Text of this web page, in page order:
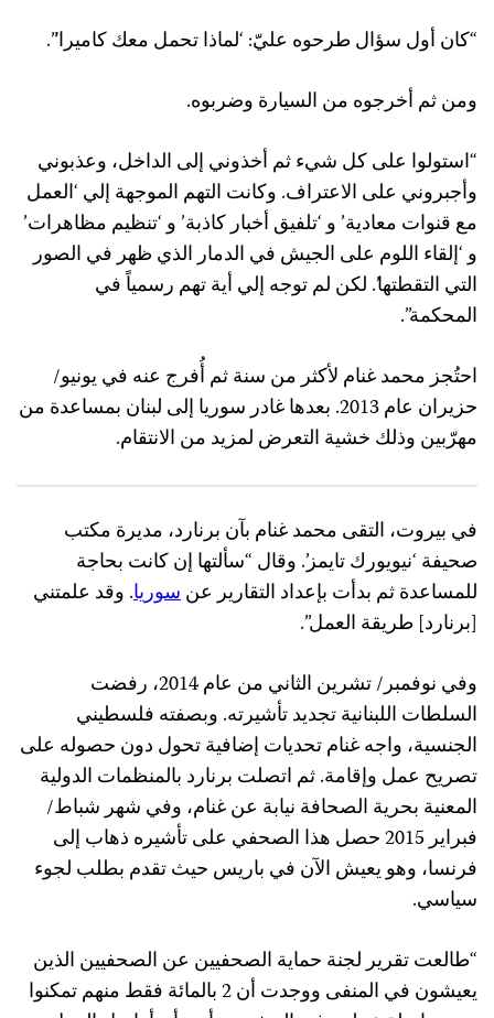
“كان أول سؤال طرحوه عليّ: ‘لماذا تحمل معك كاميرا'”.
ومن ثم أخرجوه من السيارة وضربوه.
“استولوا على كل شيء ثم أخذوني إلى الداخل، وعذبوني
وأجبروني على الاعتراف. وكانت التهم الموجهة إلي ‘العمل
مع قنوات معادية’ و ‘تلفيق أخبار كاذبة’ و ‘تنظيم مظاهرات’
و ‘إلقاء اللوم على الجيش في الدمار الذي ظهر في الصور
التي التقطتها’. لكن لم توجه إلي أية تهم رسمياً في
المحكمة”.
احتُجز محمد غنام لأكثر من سنة ثم أُفرج عنه في يونيو/
حزيران عام 2013. بعدها غادر سوريا إلى لبنان بمساعدة من
مهرّبين وذلك خشية التعرض لمزيد من الانتقام.
في بيروت، التقى محمد غنام بآن برنارد، مديرة مكتب
صحيفة ‘نيويورك تايمز’. وقال “سألتها إن كانت بحاجة
للمساعدة ثم بدأت بإعداد التقارير عنسوريا. وقد علمتني
[برنارد] طريقة العمل”.
وفي نوفمبر/ تشرين الثاني من عام 2014، رفضت
السلطات اللبنانية تجديد تأشيرته. وبصفته فلسطيني
الجنسية، واجه غنام تحديات إضافية تحول دون حصوله على
تصريح عمل وإقامة. ثم اتصلت برنارد بالمنظمات الدولية
المعنية بحرية الصحافة نيابة عن غنام، وفي شهر شباط/
فبراير 2015 حصل هذا الصحفي على تأشيره ذهاب إلى
فرنسا، وهو يعيش الآن في باريس حيث تقدم بطلب لجوء
سياسي.
“طالعت تقرير لجنة حماية الصحفيين عن الصحفيين الذين
يعيشون في المنفى ووجدت أن 2 بالمائة فقط منهم تمكنوا